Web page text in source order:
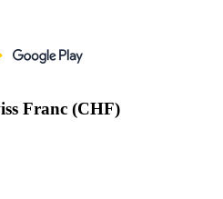
Franc (CHF)